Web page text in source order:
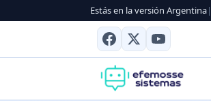
Estás en la versión Argentina|